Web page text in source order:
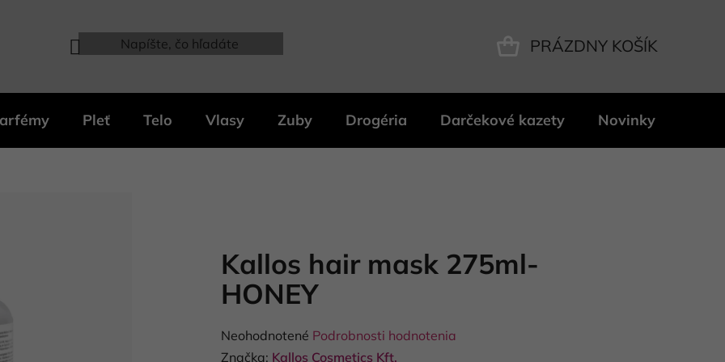
PRÁZDNY KOŠÍK
Pleť Telo Vlasy Zuby Drogéria Darčekové kazety Novinky
Kallos hair mask 275ml-
HONEY
Priemerné
hodnotenie
Neohodnotené Podrobnosti hodnotenia
Značka: Kallos Cosmetics Kft.